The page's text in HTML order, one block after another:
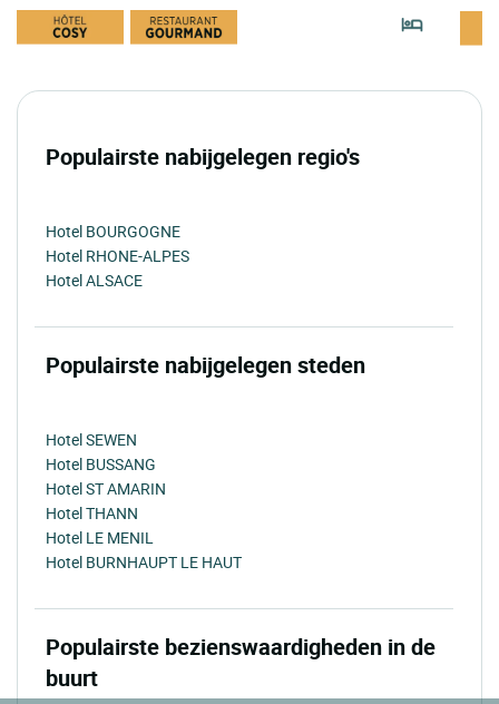
Populairste nabijgelegen regio's
Hotel BOURGOGNE
Hotel RHONE-ALPES
Hotel ALSACE
Populairste nabijgelegen steden
Hotel SEWEN
Hotel BUSSANG
Hotel ST AMARIN
Hotel THANN
Hotel LE MENIL
Hotel BURNHAUPT LE HAUT
Populairste bezienswaardigheden in de
buurt